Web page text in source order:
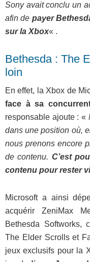
Sony avait conclu un
afin de payer
sur la Xbox« .
Bethesda : The
loin
En effet, la Xbox de
face à sa
responsable ajoute : «
dans une position où,
nous prenons encore
de contenu. C’est
contenu pour rester
Microsoft a ainsi
acquérir ZeniMax
Bethesda Softworks,
The Elder Scrolls et
jeux exclusifs pour la